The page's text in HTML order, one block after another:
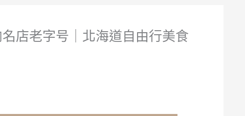
店老字号｜北海道自由行美食